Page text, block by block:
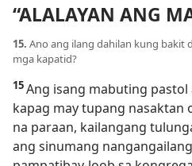
“ALALAYAN ANG
15. Ano ang ilang dahilan kung bakit
mga kapatid?
15Ang isang mabuting
kapag may tupang nasaktan
na paraan, kailangang
ang sinumang